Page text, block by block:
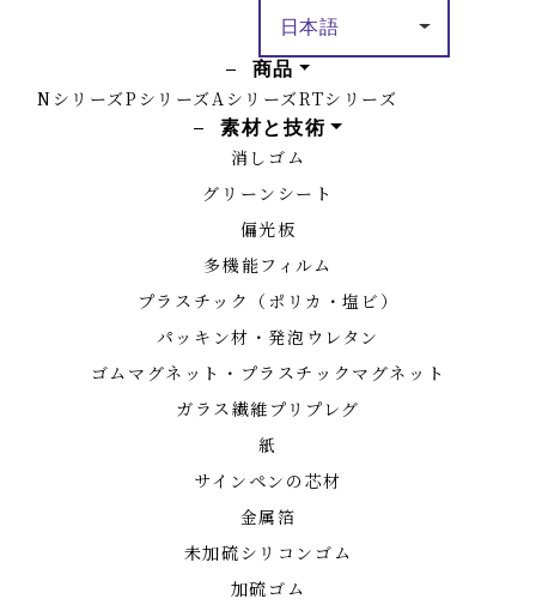
商品
NシリーズPシリーズAシリーズRTシリーズ
素材と技術
消しゴム
グリーンシート
偏光板
多機能フィルム
プラスチック（ポリカ・塩ビ）
パッキン材・発泡ウレタン
ゴムマグネット・プラスチックマグネット
ガラス繊維プリプレグ
紙
サインペンの芯材
金属箔
未加硫シリコンゴム
加硫ゴム